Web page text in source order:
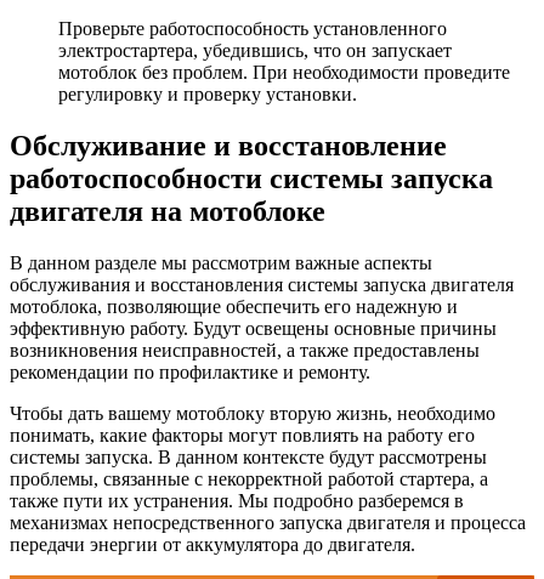
Проверьте работоспособность установленного
электростартера, убедившись, что он запускает
мотоблок без проблем. При необходимости проведите
регулировку и проверку установки.
Обслуживание и восстановление
работоспособности системы запуска
двигателя на мотоблоке
В данном разделе мы рассмотрим важные аспекты
обслуживания и восстановления системы запуска двигателя
мотоблока, позволяющие обеспечить его надежную и
эффективную работу. Будут освещены основные причины
возникновения неисправностей, а также предоставлены
рекомендации по профилактике и ремонту.
Чтобы дать вашему мотоблоку вторую жизнь, необходимо
понимать, какие факторы могут повлиять на работу его
системы запуска. В данном контексте будут рассмотрены
проблемы, связанные с некорректной работой стартера, а
также пути их устранения. Мы подробно разберемся в
механизмах непосредственного запуска двигателя и процесса
передачи энергии от аккумулятора до двигателя.